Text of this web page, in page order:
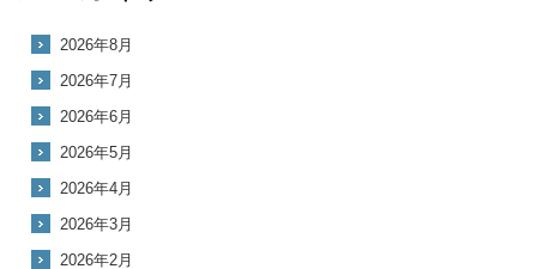
2026年8月
2026年7月
2026年6月
2026年5月
2026年4月
2026年3月
2026年2月